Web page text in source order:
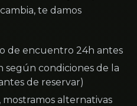
te damos
de encuentro 24h antes
según condiciones de la
de reservar)
mostramos alternativas